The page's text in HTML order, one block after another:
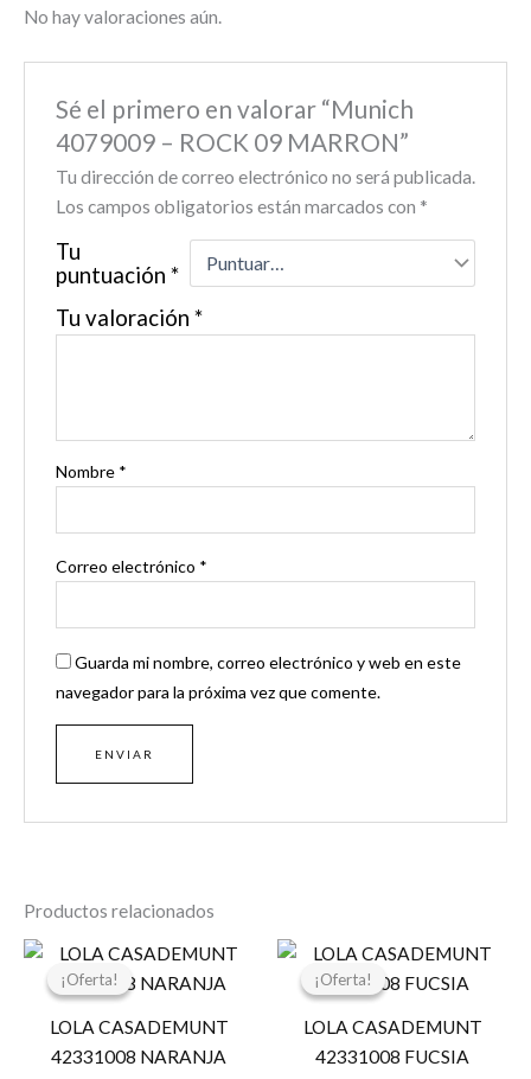
No hay valoraciones aún.
Sé el primero en valorar “Munich
4079009 – ROCK 09 MARRON”
Tu dirección de correo electrónico no será publicada.
Los campos obligatorios están marcados con *
Tu
puntuación *
Tu valoración *
Nombre *
Correo electrónico *
Guarda mi nombre, correo electrónico y web en este
navegador para la próxima vez que comente.
Productos relacionados
¡Oferta!
¡Oferta!
LOLA CASADEMUNT
42331008 NARANJA
El
original
119,00 €.
El
actual
59,50 €.
¡Oferta!
¡Oferta!
LOLA CASADEMUNT
42331008 FUCSIA
El
original
119,00 €.
El
actual
59,50 €.